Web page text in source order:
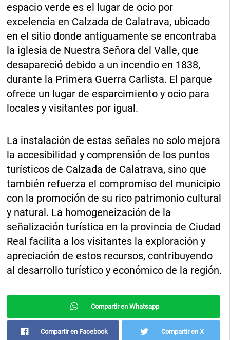
espacio verde es el lugar de ocio por
excelencia en Calzada de Calatrava, ubicado
en el sitio donde antiguamente se encontraba
la iglesia de Nuestra Señora del Valle, que
desapareció debido a un incendio en 1838,
durante la Primera Guerra Carlista. El parque
ofrece un lugar de esparcimiento y ocio para
locales y visitantes por igual.
La instalación de estas señales no solo mejora
la accesibilidad y comprensión de los puntos
turísticos de Calzada de Calatrava, sino que
también refuerza el compromiso del municipio
con la promoción de su rico patrimonio cultural
y natural. La homogeneización de la
señalización turística en la provincia de Ciudad
Real facilita a los visitantes la exploración y
apreciación de estos recursos, contribuyendo
al desarrollo turístico y económico de la región.
Compartir en Whatsapp
Compartir en Facebook Compartir en X